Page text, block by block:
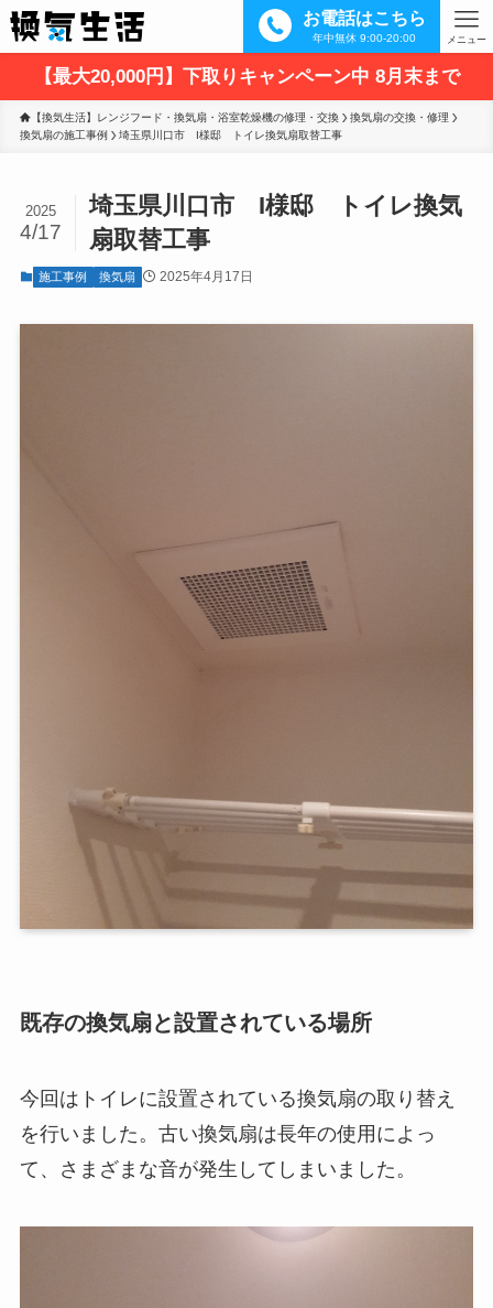
お電話はこちら
年中無休 9:00-20:00 メニュー
【最大20,000円】下取りキャンペーン中 8月末まで
【換気生活】レンジフード・換気扇・浴室乾燥機の修理・交換
換気扇の交換・修理
換気扇の施工事例
埼玉県川口市　I様邸　トイレ換気扇取替工事
埼玉県川口市 I様邸 トイレ換気
扇取替工事
2025
4/17
施工事例 換気扇 2025年4月17日
既存の換気扇と設置されている場所
今回はトイレに設置されている換気扇の取り替え
を行いました。古い換気扇は長年の使用によっ
て、さまざまな音が発生してしまいました。